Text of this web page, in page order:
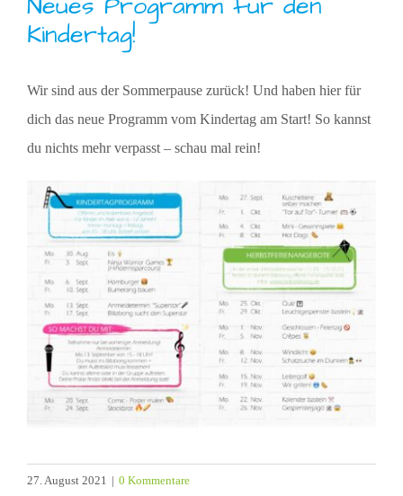
Kindertag!
Wir sind aus der Sommerpause zurück! Und haben hier für
dich das neue Programm vom Kindertag am Start! So kannst
du nichts mehr verpasst – schau mal rein!
27. August 2021 | 0 Kommentare